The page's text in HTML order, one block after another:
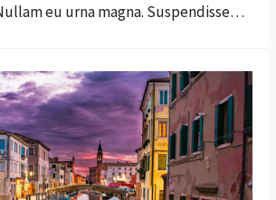
eu urna magna. Suspendisse…